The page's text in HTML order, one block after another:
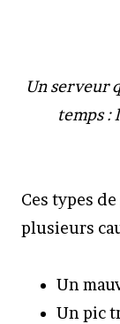
Un serveur
temps :
Ces types
plusieurs
Un
Un pic